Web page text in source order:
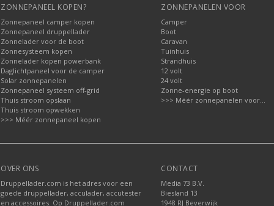
ZONNEPANEEL KOPEN?
Zonnepaneel camper kopen
Zonnepaneel druppellader
Zonnelader voor de boot
Zonnesysteem kopen
Zonnelader kopen powerbank
Daglichtpaneel voor de camper
Solar zonnepanelen
Zonnepaneel systeem off-grid
Thuis stroom opslaan
Thuis stroom opwekken
>>> Méér zonnepaneel kopen
ZONNEPANELEN VOOR
Camper
Boot
Caravan
Tuinhuis
Strandhuis
12 volt
24 volt
Zonne-energie op boot
>>> Méér zonnepanelen voor...
OVER ONS
Druppellader.com is het adres voor een
goede druppellader, acculader, accutester
en accessoires. Op Druppellader.com
CONTACT
Media 73 B.V.
Biesland 13
1948 RJ Beverwijk